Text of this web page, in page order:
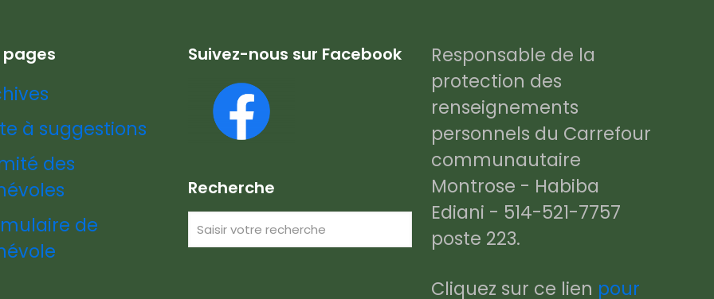
à suggestions
des
de
Suivez-nous sur Facebook
Recherche
Responsable de la
protection des
renseignements
personnels du Carrefour
communautaire
Montrose - Habiba
Ediani - 514-521-7757
poste 223.
Cliquez sur ce lien pour